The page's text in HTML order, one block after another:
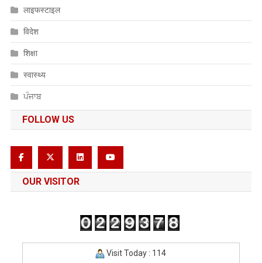
लाइफस्टाइल
विदेश
शिक्षा
स्वास्थ्य
ਪੰਜਾਬ
FOLLOW US
OUR VISITOR
Visit Today : 114